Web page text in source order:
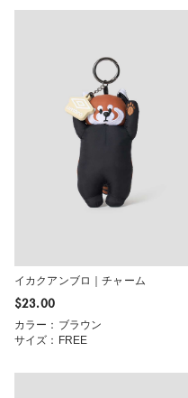
イカクアンブロ｜チャーム
$‌23.00
カラー：ブラウン
サイズ：FREE